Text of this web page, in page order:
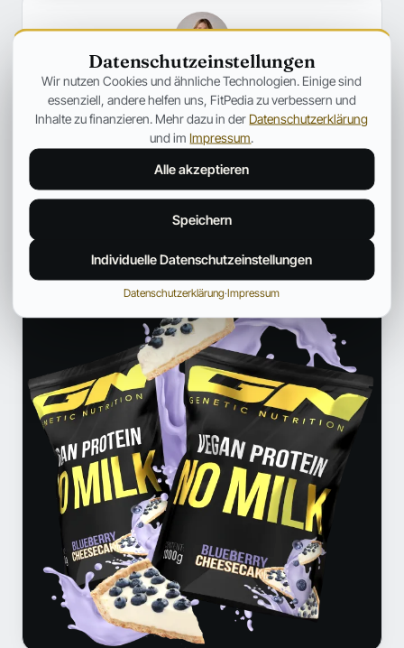
Anna Hartwig
HEILPRAKTIKERIN FÜR FRAUENGESUNDHEIT
Heilpraktikerin mit Schwerpunkt auf ganzheitlicher
Frauengesundheit und hormoneller Balance. Begleitet Frauen
dabei, ihr Wohlbefinden mit natürlichen, individuellen und
fundierten Ansätzen nachhaltig zu verbessern.
ANZEIGE
Datenschutzeinstellungen
Wir nutzen Cookies und ähnliche Technologien. Einige sind
essenziell, andere helfen uns, FitPedia zu verbessern und
Inhalte zu finanzieren. Mehr dazu in der Datenschutzerklärung
und im Impressum
Alle akzeptieren
Speichern
Individuelle Datenschutzeinstellungen
Datenschutzerklärung·Impressum